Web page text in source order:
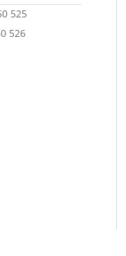
525
526